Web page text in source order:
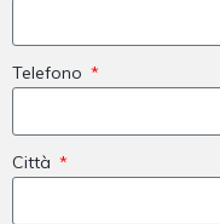
Telefono
Città